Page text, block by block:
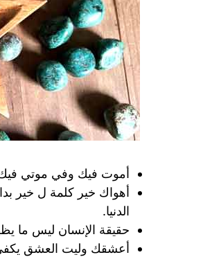
أموت فيك وفي موتي فيك
أهواك خير كلمة ل خير
الدنيا.
حقيقة الإنسان ليس ما
أعشقك وليت العشق يكفي